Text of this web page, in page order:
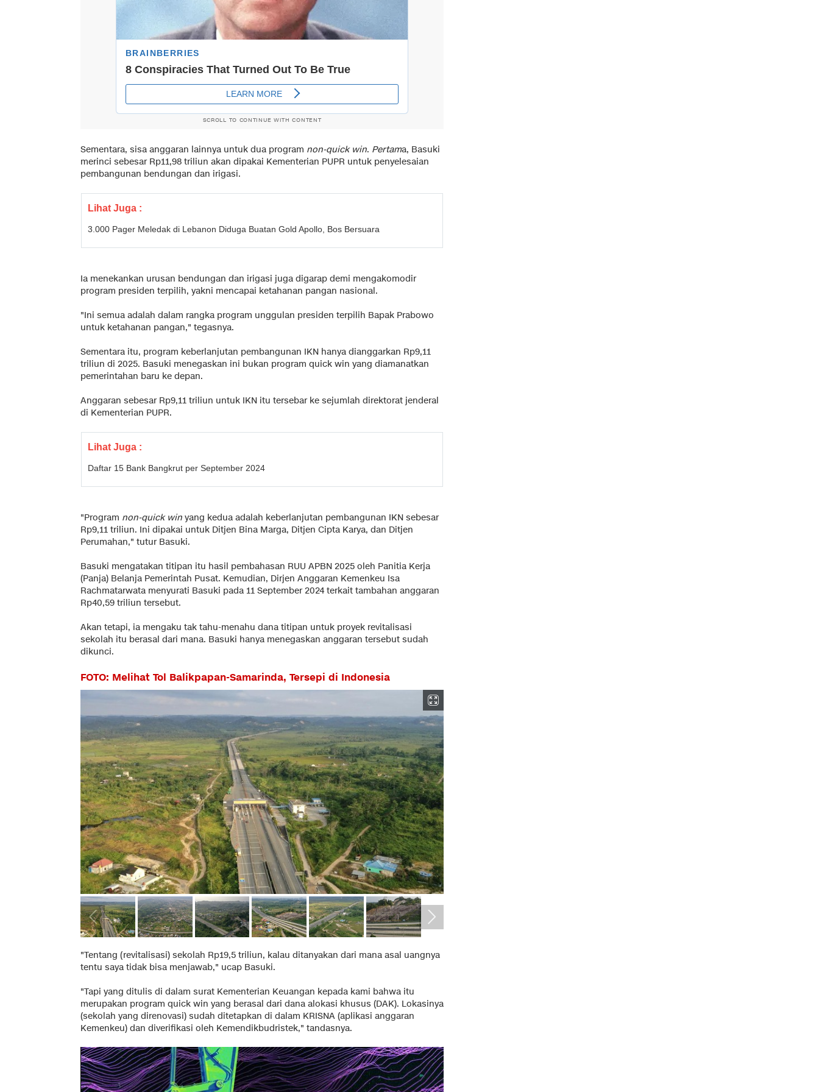
SCROLL TO CONTINUE WITH CONTENT
Sementara, sisa anggaran lainnya untuk dua program non-quick win. Pertama, Basuki
merinci sebesar Rp11,98 triliun akan dipakai Kementerian PUPR untuk penyelesaian
pembangunan bendungan dan irigasi.
Lihat Juga :
3.000 Pager Meledak di Lebanon Diduga Buatan Gold Apollo, Bos Bersuara
Ia menekankan urusan bendungan dan irigasi juga digarap demi mengakomodir
program presiden terpilih, yakni mencapai ketahanan pangan nasional.
"Ini semua adalah dalam rangka program unggulan presiden terpilih Bapak Prabowo
untuk ketahanan pangan," tegasnya.
Sementara itu, program keberlanjutan pembangunan IKN hanya dianggarkan Rp9,11
triliun di 2025. Basuki menegaskan ini bukan program quick win yang diamanatkan
pemerintahan baru ke depan.
Anggaran sebesar Rp9,11 triliun untuk IKN itu tersebar ke sejumlah direktorat jenderal
di Kementerian PUPR.
Lihat Juga :
Daftar 15 Bank Bangkrut per September 2024
"Program non-quick win yang kedua adalah keberlanjutan pembangunan IKN sebesar
Rp9,11 triliun. Ini dipakai untuk Ditjen Bina Marga, Ditjen Cipta Karya, dan Ditjen
Perumahan," tutur Basuki.
Basuki mengatakan titipan itu hasil pembahasan RUU APBN 2025 oleh Panitia Kerja
(Panja) Belanja Pemerintah Pusat. Kemudian, Dirjen Anggaran Kemenkeu Isa
Rachmatarwata menyurati Basuki pada 11 September 2024 terkait tambahan anggaran
Rp40,59 triliun tersebut.
Akan tetapi, ia mengaku tak tahu-menahu dana titipan untuk proyek revitalisasi
sekolah itu berasal dari mana. Basuki hanya menegaskan anggaran tersebut sudah
dikunci.
FOTO: Melihat Tol Balikpapan-Samarinda, Tersepi di Indonesia
"Tentang (revitalisasi) sekolah Rp19,5 triliun, kalau ditanyakan dari mana asal uangnya
tentu saya tidak bisa menjawab," ucap Basuki.
"Tapi yang ditulis di dalam surat Kementerian Keuangan kepada kami bahwa itu
merupakan program quick win yang berasal dari dana alokasi khusus (DAK). Lokasinya
(sekolah yang direnovasi) sudah ditetapkan di dalam KRISNA (aplikasi anggaran
Kemenkeu) dan diverifikasi oleh Kemendikbudristek," tandasnya.